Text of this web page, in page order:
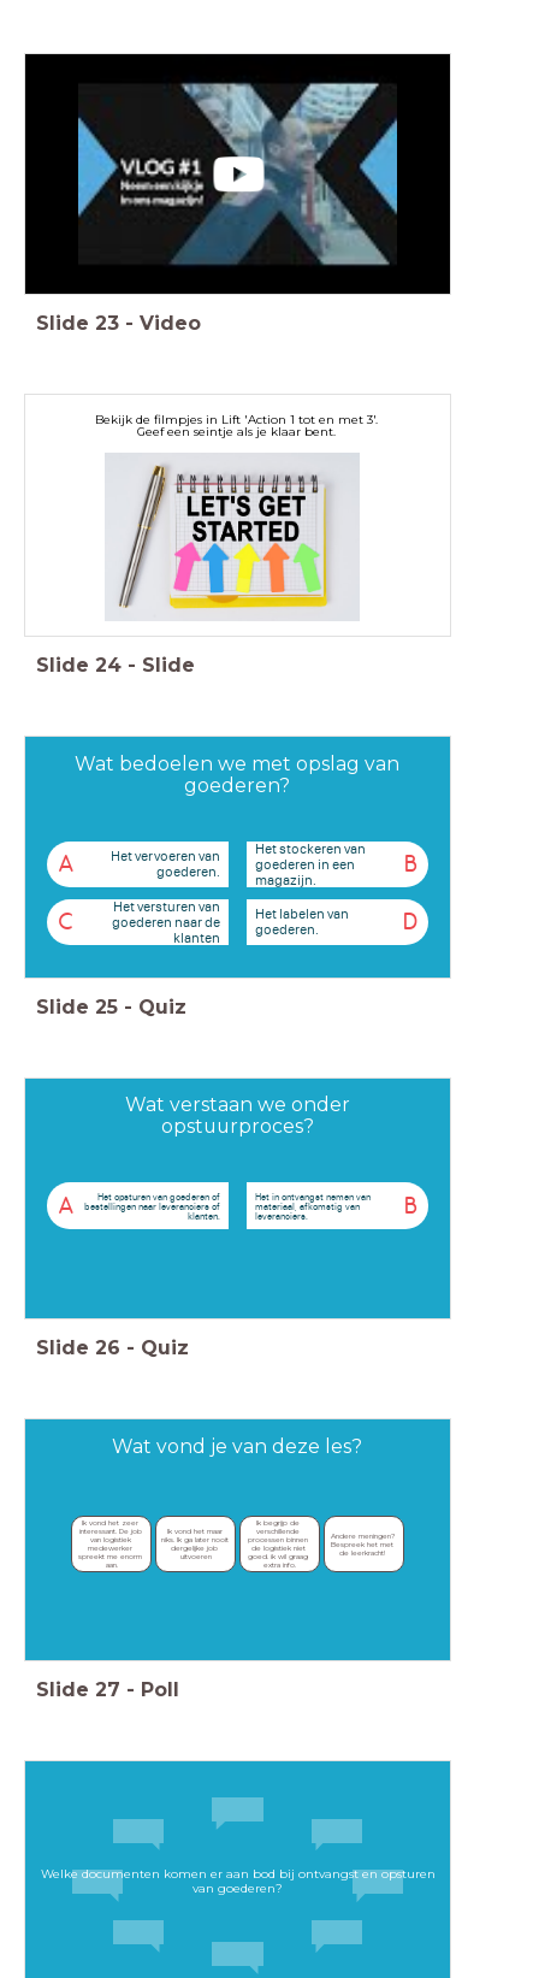
Slide 23 - Video
Bekijk de filmpjes in Lift 'Action 1 tot en met 3'.
Geef een seintje als je klaar bent.
Slide 24 - Slide
Wat bedoelen we met opslag van
goederen?
A
Het vervoeren van
goederen.
B
Het stockeren van
goederen in een
magazijn.
C
Het versturen van
goederen naar de
klanten
D
Het labelen van
goederen.
Slide 25 - Quiz
Wat verstaan we onder
opstuurproces?
A
Het opsturen van goederen of
bestellingen naar leveranciers of
klanten.
B
Het in ontvangst nemen van
materiaal, afkomstig van
leveranciers.
Slide 26 - Quiz
Wat vond je van deze les?
Ik vond het zeer
interessant. De job
van logistiek
medewerker
spreekt me enorm
aan.
Ik vond het maar
niks. Ik ga later nooit
dergelijke job
uitvoeren
Ik begrijp de
verschillende
processen binnen
de logistiek niet
goed. ik wil graag
extra info.
Andere meningen?
Bespreek het met
de leerkracht!
Slide 27 - Poll
Welke documenten komen er aan bod bij ontvangst en opsturen
van goederen?